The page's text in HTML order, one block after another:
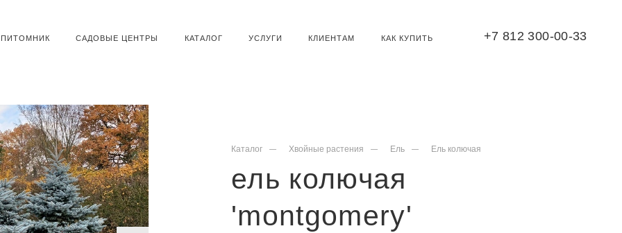
ПИТОМНИК САДОВЫЕ ЦЕНТРЫ КАТАЛОГ УСЛУГИ КЛИЕНТАМ КАК КУПИТЬ +7 812 300-00-33
Каталог Хвойные растения Ель Ель колючая
ель колючая
'montgomery'